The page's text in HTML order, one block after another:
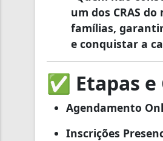
um dos CRAS
famílias,
e conquistar a
✅ Etapas
Agendamento
Inscrições